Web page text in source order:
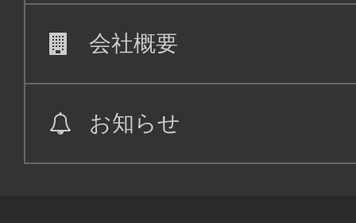
会社概要
お知らせ